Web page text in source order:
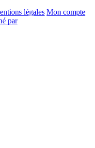
légales Mon compte
par